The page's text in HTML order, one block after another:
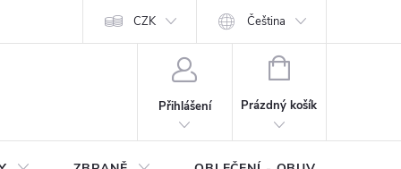
OCHRANA OSOBNÍCH DAT Moje objednávka
CZK Čeština
Přihlášení
NÁKUPNÍ
Prázdný košík